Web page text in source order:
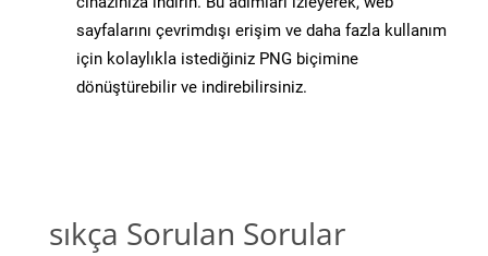
sayfalarını çevrimdışı erişim ve daha fazla kullanım
için kolaylıkla istediğiniz PNG biçimine
dönüştürebilir ve indirebilirsiniz.
sıkça Sorulan Sorular